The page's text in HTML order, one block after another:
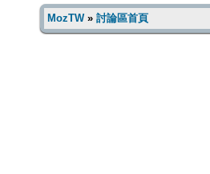
MozTW» 討論區首頁